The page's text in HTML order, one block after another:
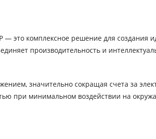
— это комплексное решение для создания
производительность и
значительно сокращая счета за
при минимальном воздействии на